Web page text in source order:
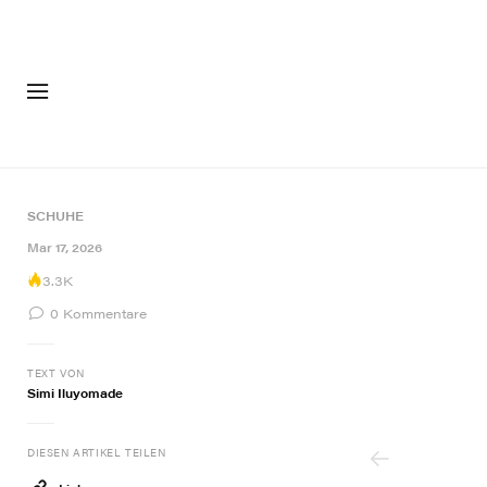
SCHUHE
Mar 17, 2026
3.3K
0 Kommentare
TEXT VON
Simi Iluyomade
DIESEN ARTIKEL TEILEN